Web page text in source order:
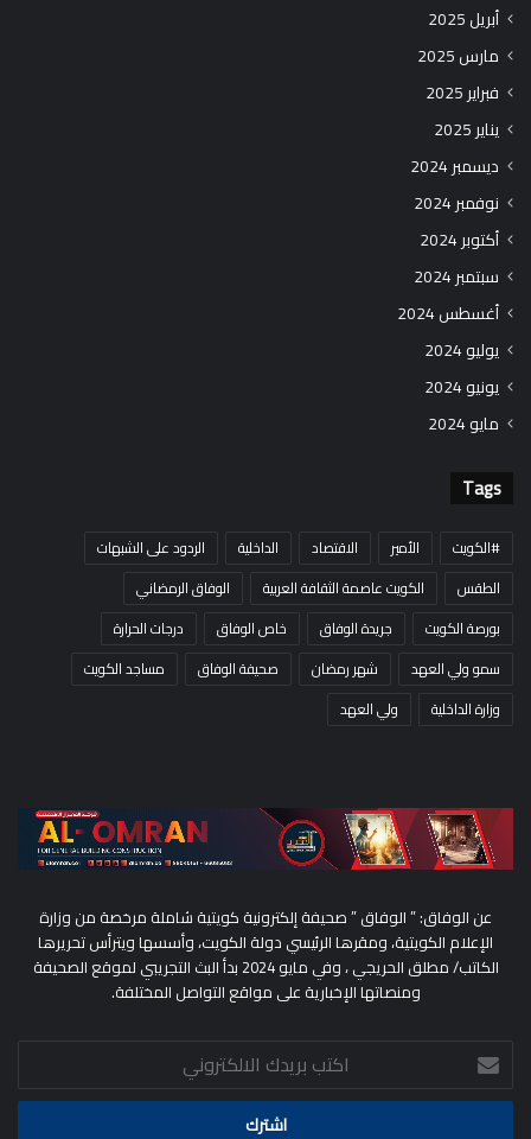
أبريل 2025
مارس 2025
فبراير 2025
يناير 2025
ديسمبر 2024
نوفمبر 2024
أكتوبر 2024
سبتمبر 2024
أغسطس 2024
يوليو 2024
يونيو 2024
مايو 2024
Tags
#الكويت الأمير الاقتصاد الداخلية
الردود على الشبهات
الطقس
الكويت عاصمة الثقافة العربية
الوفاق الرمضاني
بورصة الكويت
جريدة الوفاق خاص الوفاق
درجات الحرارة
سمو ولي العهد
شهر رمضان صحيفة الوفاق
مساجد الكويت
وزارة الداخلية
ولي العهد
عن الوفاق: ” الوفاق ” صحيفة إلكترونية كويتية شاملة مرخصة من وزارة
الإعلام الكويتية، ومقرها الرئيسي دولة الكويت، وأسسها ويترأس تحريرها
الكاتب/ مطلق الحريجي ، وفي مايو 2024 بدأ البث التجريبي لموقع الصحيفة
ومنصاتها الإخبارية على مواقع التواصل المختلفة.
اكتب
بريدك
الالكتروني